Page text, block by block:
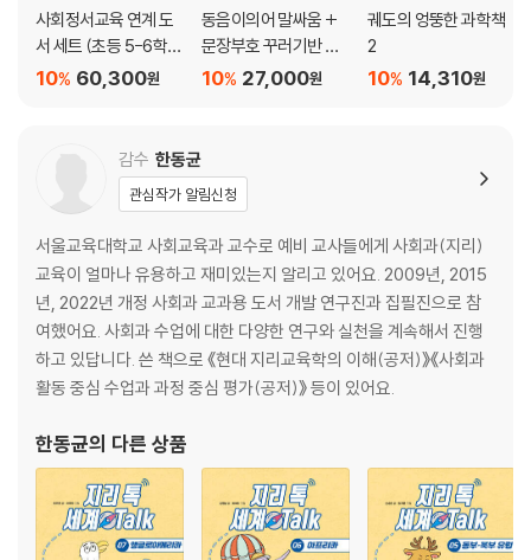
사회정서교육 연계 도
서 세트 (초등 5-6학
년)
60,300원
10%
동음이의어 말싸움 +
문장부호 꾸러기반 세
트
27,000원
10%
궤도의 엉뚱한 과학책
2
14,310원
10%
감수 한동균
관심작가 알림신청
서울교육대학교 사회교육과 교수로 예비 교사들에게 사회과(지리)
교육이 얼마나 유용하고 재미있는지 알리고 있어요. 2009년, 2015
년, 2022년 개정 사회과 교과용 도서 개발 연구진과 집필진으로 참
여했어요. 사회과 수업에 대한 다양한 연구와 실천을 계속해서 진행
하고 있답니다. 쓴 책으로 《현대 지리교육학의 이해(공저)》《사회과
활동 중심 수업과 과정 중심 평가(공저)》 등이 있어요.
한동균의 다른 상품